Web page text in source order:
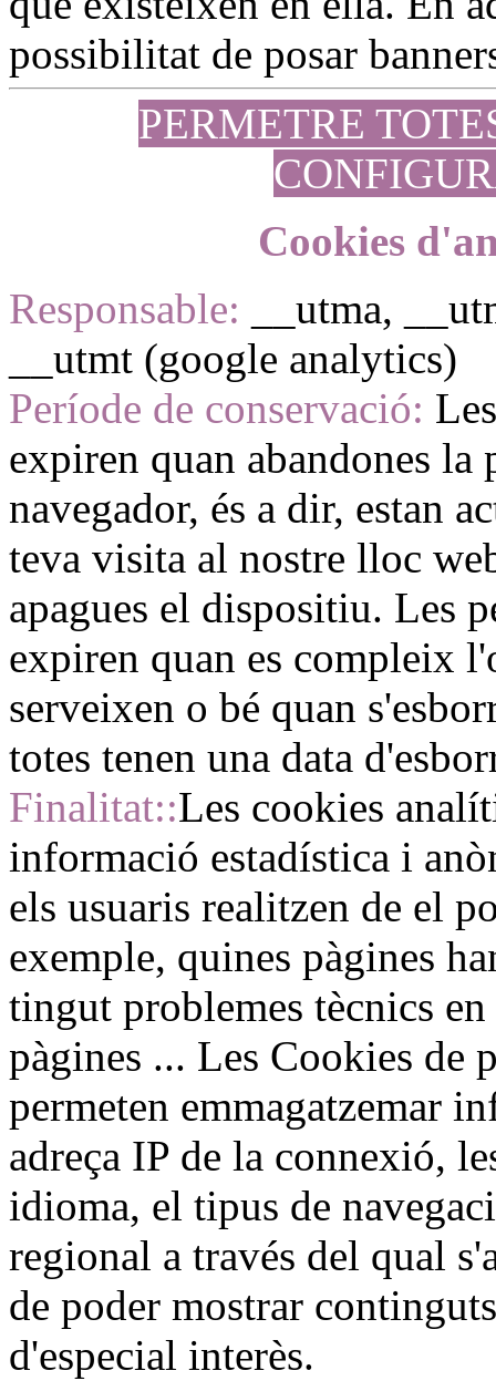
possibilitat de posar
PERMETRE
Cookies
Responsable: __utma,
__utmt (google analytics)
Període de conservació:
expiren quan abandones la
navegador, és a dir, estan
teva visita al nostre lloc
apagues el dispositiu. Les
expiren quan es compleix
serveixen o bé quan
totes tenen una data
Finalitat::Les cookies
informació estadística i
els usuaris realitzen de el
exemple, quines pàgines
tingut problemes tècnics en
pàgines ... Les Cookies de
permeten emmagatzemar
adreça IP de la connexió,
idioma, el tipus de
regional a través del qual
de poder mostrar
d'especial interès.